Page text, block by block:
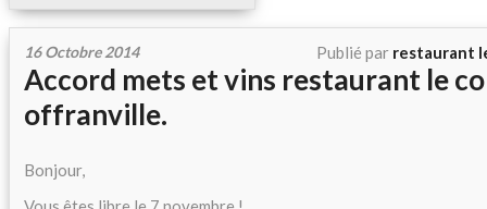
16 Octobre 2014 Publié par restaurant
Accord mets et vins restaurant le
offranville.
Bonjour,